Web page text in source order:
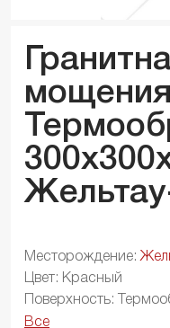
мощения
Месторождение:
Цвет: Красный
Поверхность:
Все